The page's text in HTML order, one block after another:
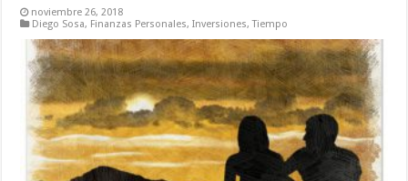
noviembre 26, 2018
Diego Sosa, Finanzas Personales,Inversiones,Tiempo